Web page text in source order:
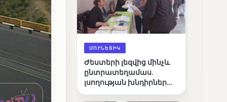
ՄՈՒՆԵՏԻԿ
Ժեստերի լեզվից մինչև
ընտրատեղամաս.
լսողության խնդիրներ